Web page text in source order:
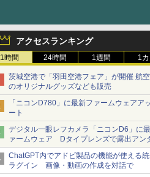
アクセスランキング
1時間 24時間 1週間 1カ
茨城空港で「羽田空港フェア」が開催 航
のオリジナルグッズなども販売
「ニコンD780」に最新ファームウェアア
ート
デジタル一眼レフカメラ「ニコンD6」に
ァームウェア Dタイプレンズで露出アン
になる現象の修正など
ChatGPT内でアドビ製品の機能が使える
ラグイン 画像・動画の作成を対話で